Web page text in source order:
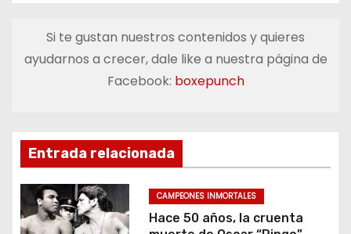
g
i
ó
n
Si te gustan nuestros contenidos y quieres
ayudarnos a crecer, dale like a nuestra página de
Facebook: boxepunch
Entrada relacionada
CAMPEONES INMORTALES
Hace 50 años, la cruenta